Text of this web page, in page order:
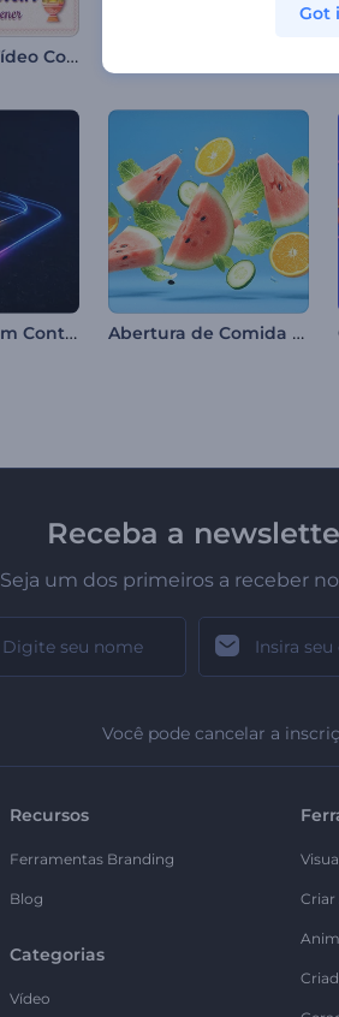
Abertura de Vídeo Colorida para o Ramadã
Introdução com Contornos de Neon Abertura de Comida Saudável
Receba a
Seja um dos primeiros a receber
Você pode cancelar a
Recursos
Ferramentas Branding
Blog
Categorias
Vídeo
Got